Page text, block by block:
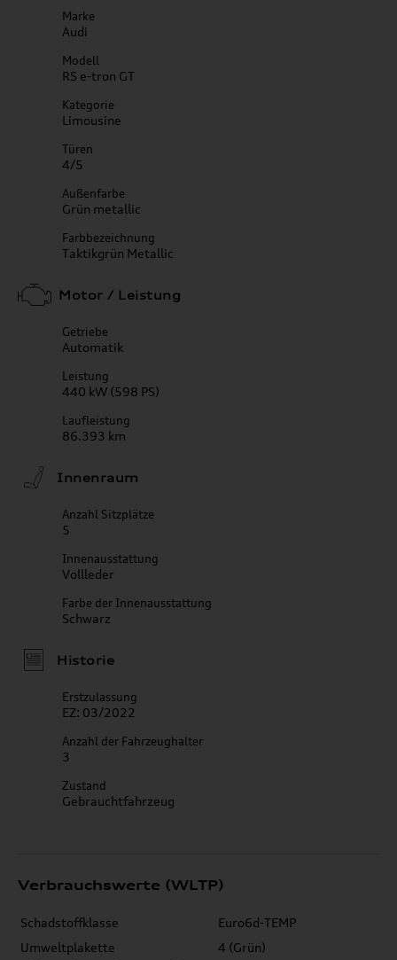
Marke
Audi
Modell
RS e-tron GT
Kategorie
Limousine
Türen
4/5
Außenfarbe
Grün metallic
Farbbezeichnung
Taktikgrün Metallic
Motor / Leistung
Getriebe
Automatik
Leistung
440 kW (598 PS)
Laufleistung
86.393 km
Innenraum
Anzahl Sitzplätze
5
Innenausstattung
Vollleder
Farbe der Innenausstattung
Schwarz
Historie
Erstzulassung
EZ: 03/2022
Anzahl der Fahrzeughalter
3
Zustand
Gebrauchtfahrzeug
Verbrauchswerte (WLTP)
Schadstoffklasse
Euro6d-TEMP
Umweltplakette
4 (Grün)